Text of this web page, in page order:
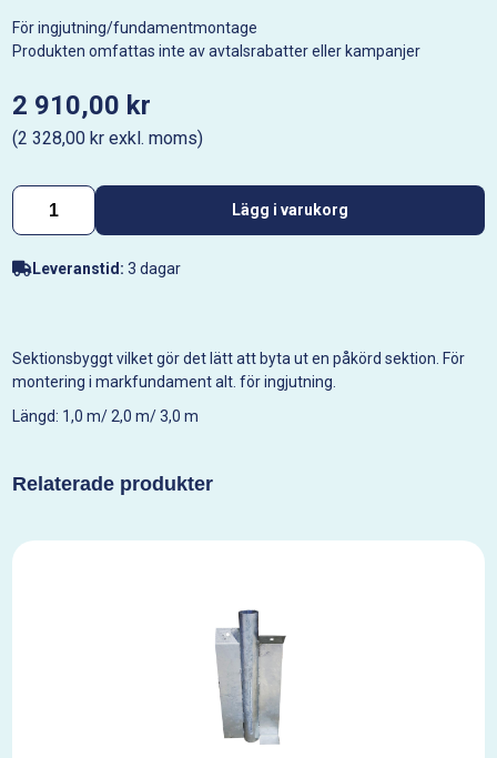
För ingjutning/fundamentmontage
Produkten omfattas inte av avtalsrabatter eller kampanjer
2 910,00 kr
(2 328,00 kr exkl. moms)
Lägg i varukorg
Leveranstid: 3 dagar
Sektionsbyggt vilket gör det lätt att byta ut en påkörd sektion. För
montering i markfundament alt. för ingjutning.
Längd: 1,0 m/ 2,0 m/ 3,0 m
Relaterade produkter